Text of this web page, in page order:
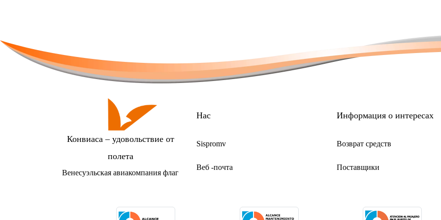
Конвиаса – удовольствие от
полета
Венесуэльская авиакомпания флаг
Нас
Sispromv
Веб -почта
Информация о интересах
Возврат средств
Поставщики